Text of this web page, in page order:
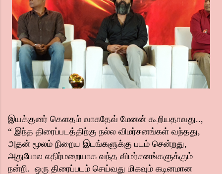
இயக்குனர் கௌதம் வாசுதேவ் மேனன் கூறியதாவது..,
“ இந்த திரைப்படத்திற்கு நல்ல விமர்சனங்கள் வந்தது,
அதன் மூலம் நிறைய இடங்களுக்கு படம் சென்றது,
அதுபோல எதிர்மறையாக வந்த விமர்சனங்களுக்கும்
நன்றி. ஒரு திரைப்படம் செய்வது மிகவும் கடினமான